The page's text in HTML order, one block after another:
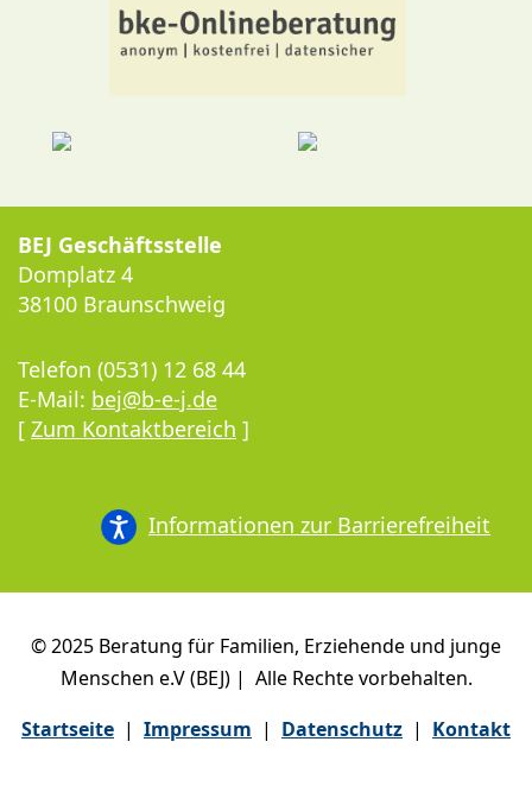
BEJ Geschäftsstelle
Domplatz 4
38100 Braunschweig
Telefon (0531) 12 68 44
E-Mail: bej@b-e-j.de
[ Zum Kontaktbereich ]
Informationen zur Barrierefreiheit
© 2025 Beratung für Familien, Erziehende und junge
Menschen e.V (BEJ) | Alle Rechte vorbehalten.
Startseite | Impressum | Datenschutz | Kontakt